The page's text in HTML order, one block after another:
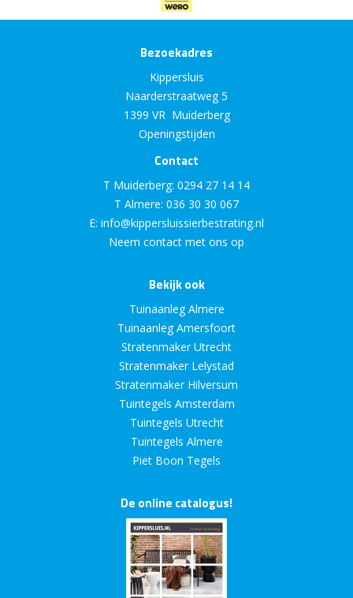
Bezoekadres
Kippersluis
Naarderstraatweg 5
1399 VR Muiderberg
Openingstijden
Contact
T Muiderberg: 0294 27 14 14
T Almere: 036 30 30 067
E: info@kippersluissierbestrating.nl
Neem contact met ons op
Bekijk ook
Tuinaanleg Almere
Tuinaanleg Amersfoort
Stratenmaker Utrecht
Stratenmaker Lelystad
Stratenmaker Hilversum
Tuintegels Amsterdam
Tuintegels Utrecht
Tuintegels Almere
Piet Boon Tegels
De online catalogus!